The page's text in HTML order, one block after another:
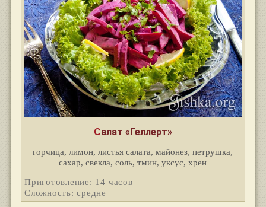
Салат «Геллерт»
горчица, лимон, листья салата, майонез, петрушка,
сахар, свекла, соль, тмин, уксус, хрен
Приготовление: 14 часов
Сложность: средне